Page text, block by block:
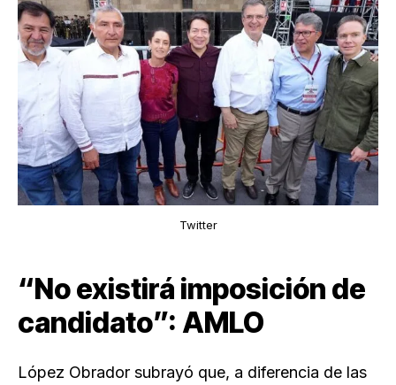
Twitter
“No existirá imposición de
candidato”: AMLO
López Obrador subrayó que, a diferencia de las